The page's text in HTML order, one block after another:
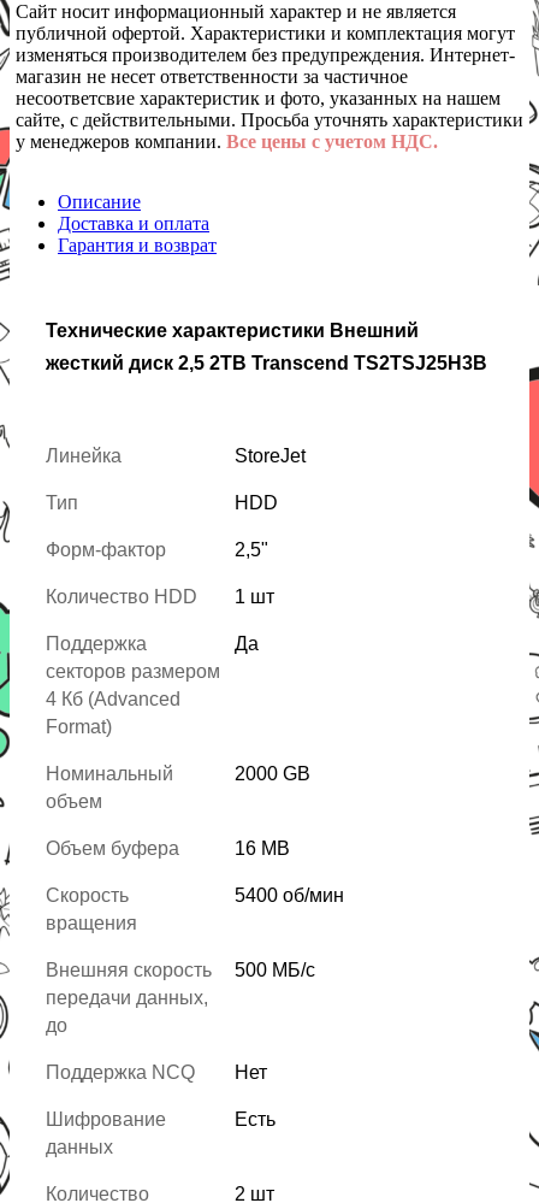
Сайт носит информационный характер и не является
публичной офертой. Характеристики и комплектация могут
изменяться производителем без предупреждения. Интернет-
магазин не несет ответственности за частичное
несоответсвие характеристик и фото, указанных на нашем
сайте, с действительными. Просьба уточнять характеристики
у менеджеров компании. Все цены с учетом НДС.
Описание
Доставка и оплата
Гарантия и возврат
Технические характеристики Внешний
жесткий диск 2,5 2TB Transcend TS2TSJ25H3B
Линейка StoreJet
Тип HDD
Форм-фактор 2,5"
Количество HDD 1 шт
Поддержка
секторов размером
4 Кб (Advanced
Format)
Да
Номинальный
объем
2000 GB
Объем буфера 16 MB
Скорость
вращения
5400 об/мин
Внешняя скорость
передачи данных,
до
500 МБ/с
Поддержка NCQ Нет
Шифрование
данных
Есть
Количество
2 шт